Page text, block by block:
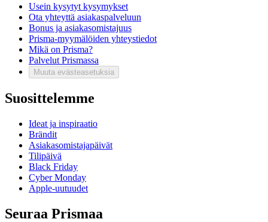
Usein kysytyt kysymykset
Ota yhteyttä asiakaspalveluun
Bonus ja asiakasomistajuus
Prisma-myymälöiden yhteystiedot
Mikä on Prisma?
Palvelut Prismassa
Muuta evästeasetuksia
Suosittelemme
Ideat ja inspiraatio
Brändit
Asiakasomistajapäivät
Tilipäivä
Black Friday
Cyber Monday
Apple-uutuudet
Seuraa Prismaa